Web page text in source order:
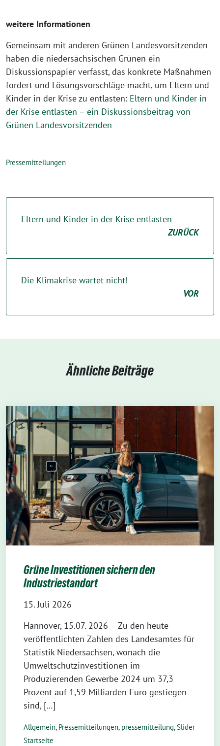
weitere Informationen
Gemeinsam mit anderen Grünen Landesvorsitzenden
haben die niedersächsischen Grünen ein
Diskussionspapier verfasst, das konkrete Maßnahmen
fordert und Lösungsvorschläge macht, um Eltern und
Kinder in der Krise zu entlasten: Eltern und Kinder in
der Krise entlasten – ein Diskussionsbeitrag von
Grünen Landesvorsitzenden
Pressemitteilungen
Eltern und Kinder in der Krise entlasten
ZURÜCK
Die Klimakrise wartet nicht!
VOR
Ähnliche Beiträge
Grüne Investitionen sichern den
Industriestandort
15. Juli 2026
Hannover, 15.07. 2026 – Zu den heute
veröffentlichten Zahlen des Landesamtes für
Statistik Niedersachsen, wonach die
Umweltschutzinvestitionen im
Produzierenden Gewerbe 2024 um 37,3
Prozent auf 1,59 Milliarden Euro gestiegen
sind, […]
Allgemein, Pressemitteilungen, pressemitteilung,Slider
Startseite